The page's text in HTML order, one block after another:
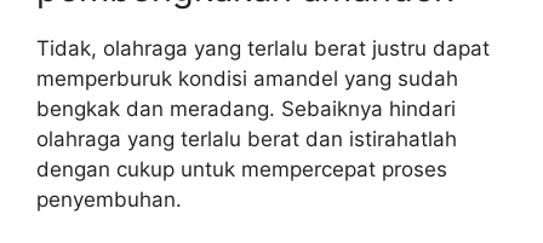
Tidak, olahraga yang terlalu berat justru dapat
memperburuk kondisi amandel yang sudah
bengkak dan meradang. Sebaiknya hindari
olahraga yang terlalu berat dan istirahatlah
dengan cukup untuk mempercepat proses
penyembuhan.